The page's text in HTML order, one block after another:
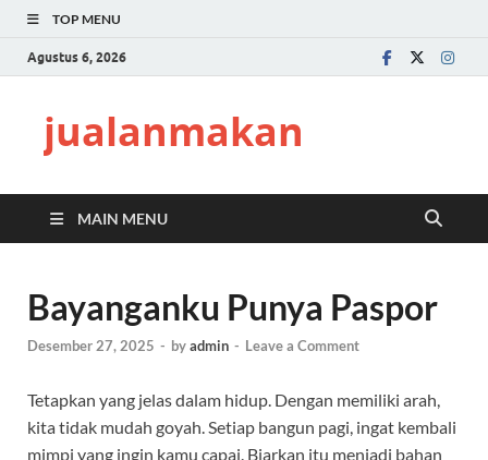
TOP MENU
Agustus 6, 2026
jualanmakan
MAIN MENU
Bayanganku Punya Paspor
Desember 27, 2025 - byadmin - Leave a Comment
Tetapkan yang jelas dalam hidup. Dengan memiliki arah,
kita tidak mudah goyah. Setiap bangun pagi, ingat kembali
mimpi yang ingin kamu capai. Biarkan itu menjadi bahan